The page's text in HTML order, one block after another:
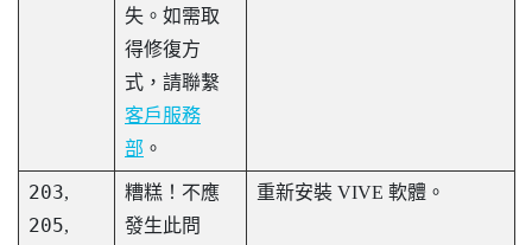
失。如需取
得修復方
式，請聯繫
客戶服務
部 。
203,
205,
糟糕！不應
發生此問
重新安裝 VIVE 軟體。